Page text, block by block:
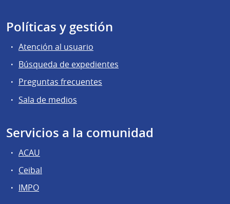
Políticas y gestión
Atención al usuario
Búsqueda de expedientes
Preguntas frecuentes
Sala de medios
Servicios a la comunidad
ACAU
Ceibal
IMPO